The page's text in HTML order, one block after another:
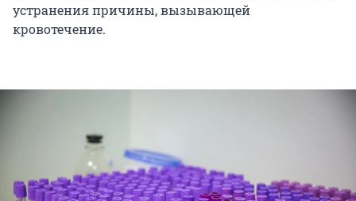
устранения причины, вызывающей
кровотечение.